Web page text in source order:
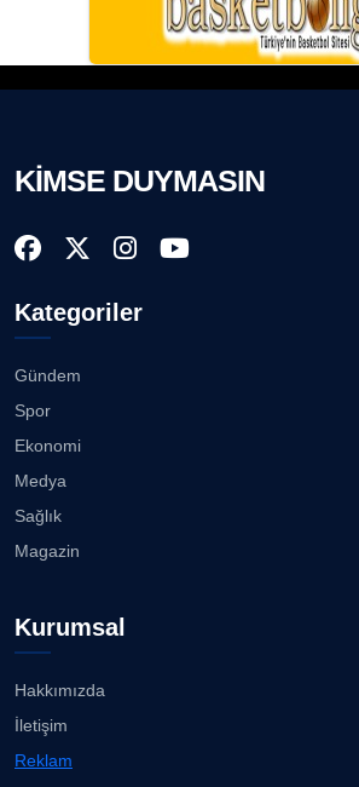
KİMSE DUYMASIN
Kategoriler
Gündem
Spor
Ekonomi
Medya
Sağlık
Magazin
Kurumsal
Hakkımızda
İletişim
Reklam